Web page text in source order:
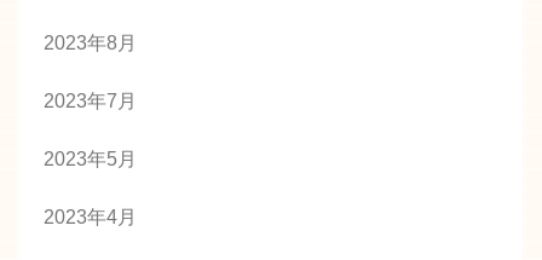
2023年8月
2023年7月
2023年5月
2023年4月